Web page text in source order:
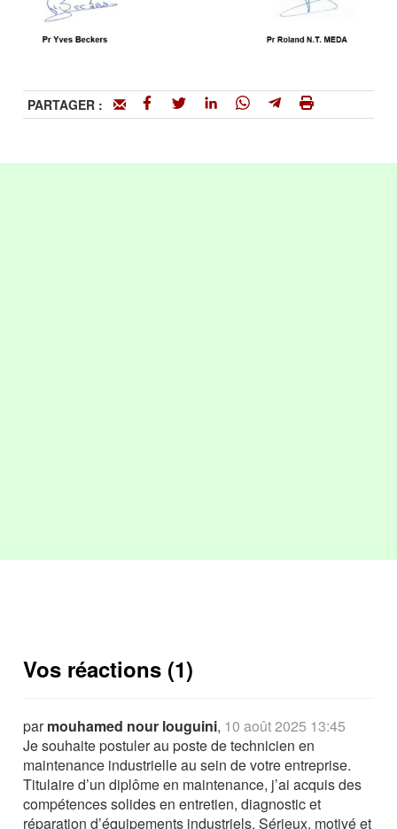
PARTAGER :
Vos réactions (1)
parmouhamed nour louguini, 10 août 2025 13:45
Je souhaite postuler au poste de technicien en
maintenance industrielle au sein de votre entreprise.
Titulaire d’un diplôme en maintenance, j’ai acquis des
compétences solides en entretien, diagnostic et
réparation d’équipements industriels. Sérieux, motivé et